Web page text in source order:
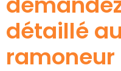
détaillé
ramoneur